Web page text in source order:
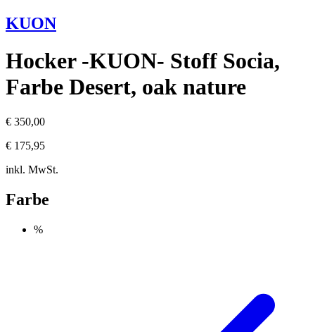
KUON
Hocker -KUON- Stoff Socia,
Farbe Desert, oak nature
€ 350,00
€ 175,95
inkl. MwSt.
Farbe
%